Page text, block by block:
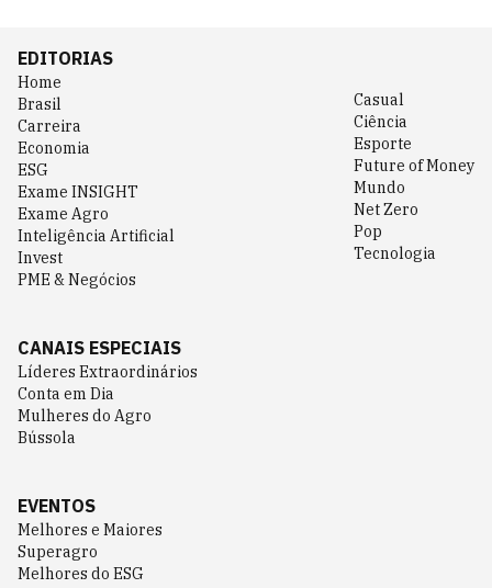
EDITORIAS
Home
Brasil
Carreira
Economia
ESG
Exame INSIGHT
Exame Agro
Inteligência Artificial
Invest
PME & Negócios
Casual
Ciência
Esporte
Future of Money
Mundo
Net Zero
Pop
Tecnologia
CANAIS ESPECIAIS
Líderes Extraordinários
Conta em Dia
Mulheres do Agro
Bússola
EVENTOS
Melhores e Maiores
Superagro
Melhores do ESG